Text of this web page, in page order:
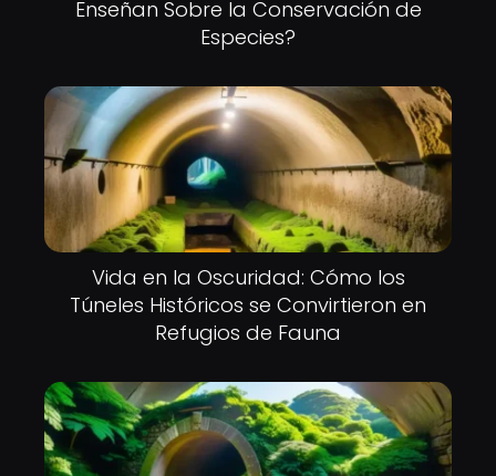
Enseñan Sobre la Conservación de
Especies?
Vida en la Oscuridad: Cómo los
Túneles Históricos se Convirtieron en
Refugios de Fauna